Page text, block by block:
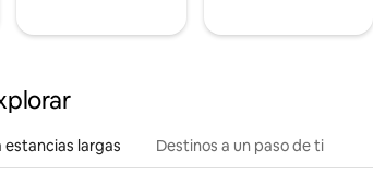
estancias largas Destinos a un paso de ti